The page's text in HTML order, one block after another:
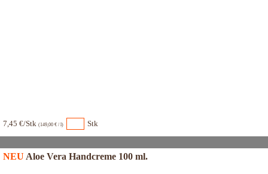
7,45 €/Stk (149,00 € / l) Stk
NEU Aloe Vera Handcreme 100 ml.